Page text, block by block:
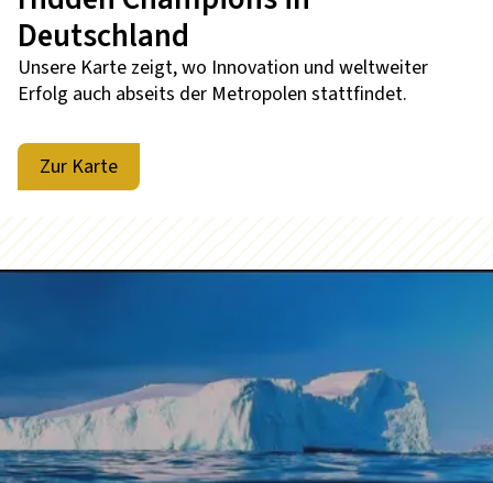
Deutschland
Unsere Karte zeigt, wo Innovation und weltweiter
Erfolg auch abseits der Metropolen stattfindet.
Zur Karte